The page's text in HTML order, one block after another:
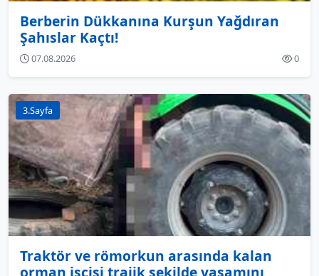
Berberin Dükkanına Kurşun Yağdıran
Şahıslar Kaçtı!
07.08.2026 0
3.Sayfa
Traktör ve römorkun arasında kalan
orman işçisi trajik şekilde yaşamını